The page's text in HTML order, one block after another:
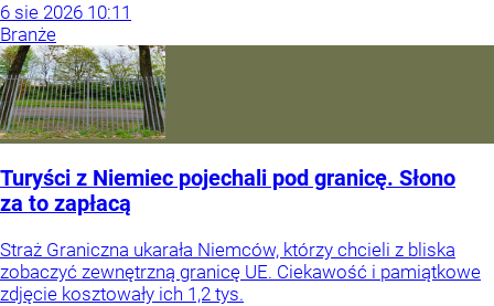
6 sie 2026 10:11
Branże
Turyści z Niemiec pojechali pod granicę. Słono
za to zapłacą
Straż Graniczna ukarała Niemców, którzy chcieli z bliska
zobaczyć zewnętrzną granicę UE. Ciekawość i pamiątkowe
zdjęcie kosztowały ich 1,2 tys.